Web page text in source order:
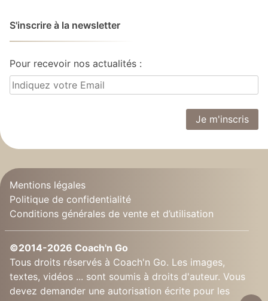
S'inscrire à la newsletter
Pour recevoir nos actualités :
Mentions légales
Politique de confidentialité
Conditions générales de vente et d’utilisation
©2014-2026 Coach'n Go
Tous droits réservés à Coach'n Go. Les images,
textes, vidéos ... sont soumis à droits d'auteur. Vous
devez demander une autorisation écrite pour les